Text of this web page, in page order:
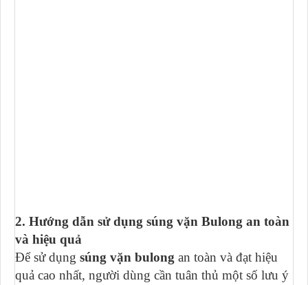
2. Hướng dẫn sử dụng súng vặn Bulong an toàn
và hiệu quả
Để sử dụng súng vặn bulong an toàn và đạt hiệu
quả cao nhất, người dùng cần tuân thủ một số lưu ý